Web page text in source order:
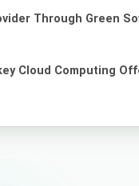
Through Green
Cloud Computing